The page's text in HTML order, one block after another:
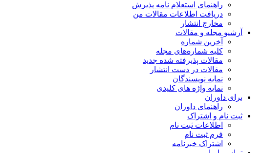
راهنمای استعلام نامه پذیرش
دریافت اطلاعات مقالات من
مخارج انتشار
آرشیو مجله و مقالات
آخرین شماره
کلیه شماره‌های مجله
مقالات پذیرفته شده جدید
مقالات در دست انتشار
نمایه نویسندگان
نمایه واژه های کلیدی
برای داوران
راهنمای داوران
ثبت نام و اشتراک
اطلاعات ثبت نام
فرم ثبت نام
اشتراک خبرنامه